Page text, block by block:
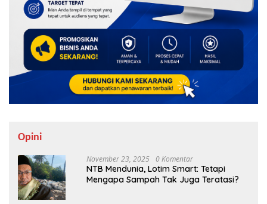
Opini
November 23, 2025 0 Komentar
NTB Mendunia, Lotim Smart: Tetapi
Mengapa Sampah Tak Juga Teratasi?